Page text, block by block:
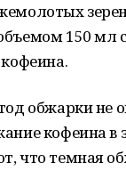
150 мл
обжарки не
кофеина в
что темная